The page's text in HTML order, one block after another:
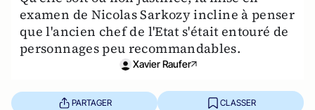
examen de Nicolas Sarkozy incline à penser
que l'ancien chef de l'Etat s'était entouré de
personnages peu recommandables.
Xavier Raufer
PARTAGER CLASSER